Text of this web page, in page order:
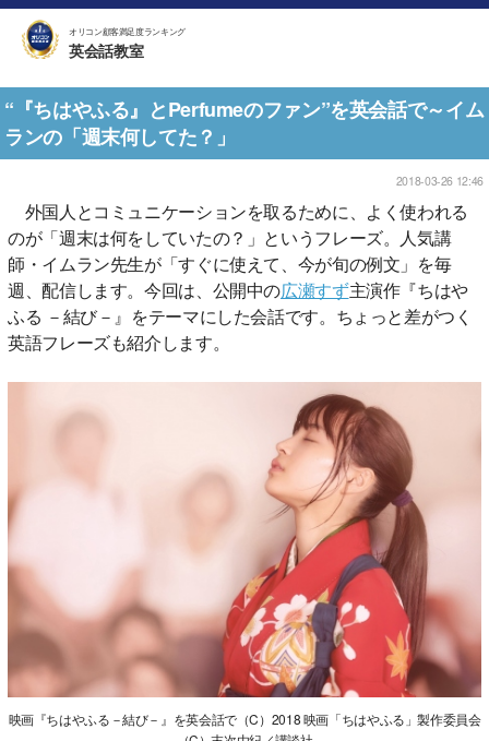
オリコン顧客満足度ランキング
英会話教室
“『ちはやふる』とPerfumeのファン”を英会話で～イム
ランの「週末何してた？」
2018-03-26 12:46
外国人とコミュニケーションを取るために、よく使われる
のが「週末は何をしていたの？」というフレーズ。人気講
師・イムラン先生が「すぐに使えて、今が旬の例文」を毎
週、配信します。今回は、公開中の広瀬すず主演作『ちはや
ふる －結び－』をテーマにした会話です。ちょっと差がつく
英語フレーズも紹介します。
映画『ちはやふる－結び－』を英会話で（C）2018 映画「ちはやふる」製作委員会